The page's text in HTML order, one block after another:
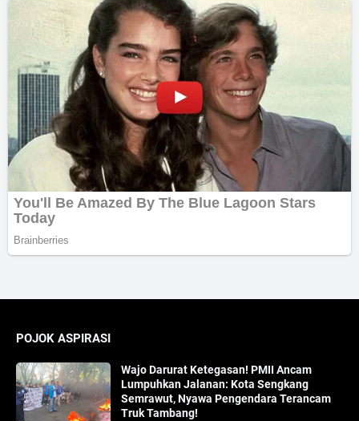
POJOK ASPIRASI
Wajo Darurat Ketegasan! PMII Ancam
Lumpuhkan Jalanan: Kota Sengkang
Semrawut, Nyawa Pengendara Terancam
Truk Tambang!